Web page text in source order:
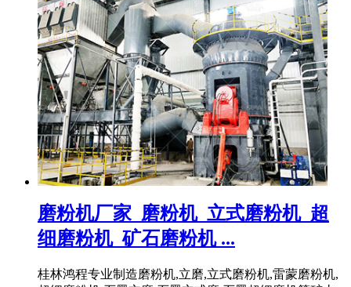
磨粉机厂家_磨粉机_立式磨粉机_超
细磨粉机_矿石磨粉机 ...
桂林鸿程专业制造磨粉机,立磨,立式磨粉机,雷蒙磨粉机,